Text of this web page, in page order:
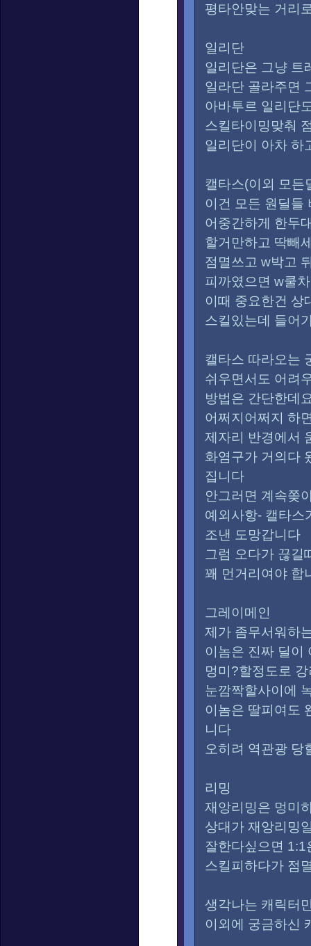
평타안맞는 거리
일리단
일리단은 그냥 트
일라단 골라주면
아바투르 일리단
스킬타이밍맞춰
일리단이 아차 하
캘타스(이외 모든
이건 모든 원딜들
어중간하게 한두
할거만하고 딱빼
점멸쓰고 w박고
피까였으면 w쿨
이때 중요한건 상
스킬있는데 들어
캘타스 따라오는
쉬우면서도 어려
방법은 간단한데
어쩌지어쩌지 하
제자리 반경에서
화염구가 거의다
집니다
안그러면 계속쫒
예외사항- 캘타스
조낸 도망갑니다
그럼 오다가 끊
꽤 먼거리여야 합
그레이메인
제가 좀무서워하
이놈은 진짜 딜이
멍미?할정도로
눈깜짝할사이에
이놈은 딸피여도
니다
오히려 역관광 당
리밍
재앙리밍은 멍미
상대가 재앙리밍
잘한다싶으면 1:1
스킬피하다가 점
생각나는 캐릭터
이외에 궁금하신